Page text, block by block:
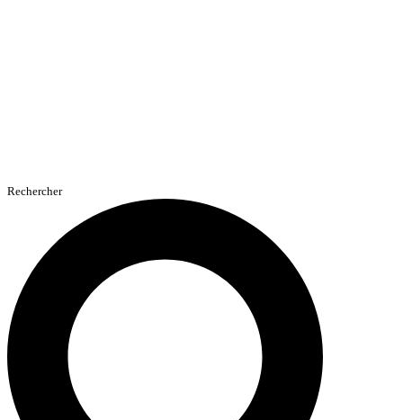
Rechercher